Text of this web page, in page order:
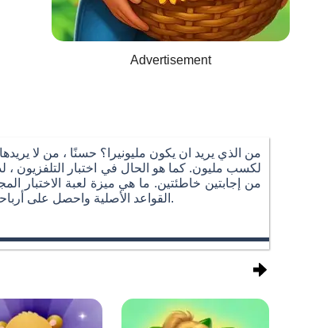
Advertisement
من الذي يريد ان يكون مليونيرا؟ حسنًا ، من لا
من إجابتين خاطئتين. ما هي ميزة لعبة الاختبار
القواعد الأصلية واحصل على أرباحك. استثمر الأموال وقم ببناء المنشآت الصناعية والضيافة لتحقيق الأرباح. شاهد رصيد حسابك ينمو يومًا بعد يوم في لعبة مجانية على الإنترنت.